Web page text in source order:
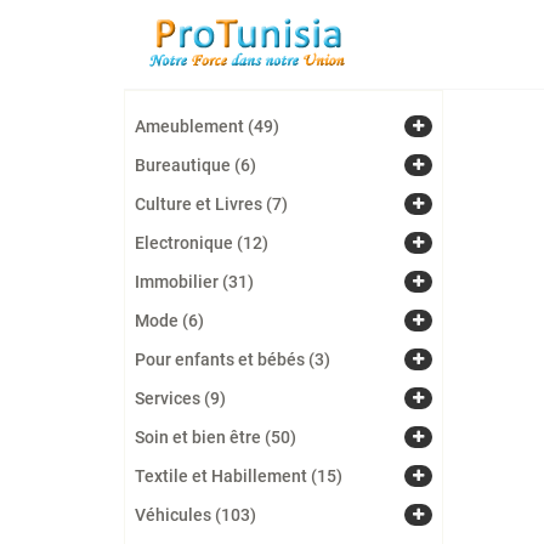
Ameublement (49)
Bureautique (6)
Culture et Livres (7)
Electronique (12)
Immobilier (31)
Mode (6)
Pour enfants et bébés (3)
Services (9)
Soin et bien être (50)
Textile et Habillement (15)
Véhicules (103)